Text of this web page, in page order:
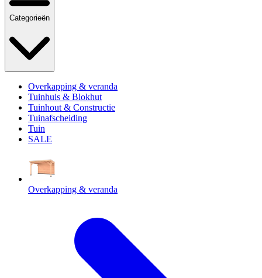
Categorieën
Overkapping & veranda
Tuinhuis & Blokhut
Tuinhout & Constructie
Tuinafscheiding
Tuin
SALE
Overkapping & veranda